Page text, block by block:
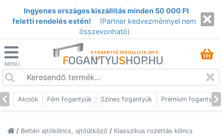
Ingyenes országos kiszállítás minden 50 000 Ft
feletti rendelés estén!
(Partner kedvezménnyel nem
összevonható)
MENÜ
A FOGANTYÚ SPECIALISTA 2010
ÓTA
FOGANTYUSHOP.HU
Akciók Fém fogantyúk Színes fogantyúk Prémium fogantyúk
/ Beltéri ajtókilincs, ajtóütköző / Klasszikus rozettás kilincs